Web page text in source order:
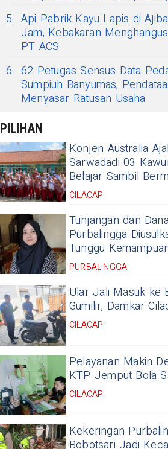
5 Api Pabrik Kayu Lapis di
Jam, Kebakaran
PT ACS
6 62 Petugas Sensus Data
Sumpiuh Banyumas,
Menyasar Ratusan Usaha
PILIHAN
Konjen Australia
Sarwadadi 03
Belajar Sambil
CILACAP
Tunjangan dan
Purbalingga
Tunggu
PURBALINGGA
Ular Jali Masuk ke
Gumilir, Damkar
CILACAP
Pelayanan Makin
KTP Jemput Bola
CILACAP
Kekeringan
Bobotsari Jadi